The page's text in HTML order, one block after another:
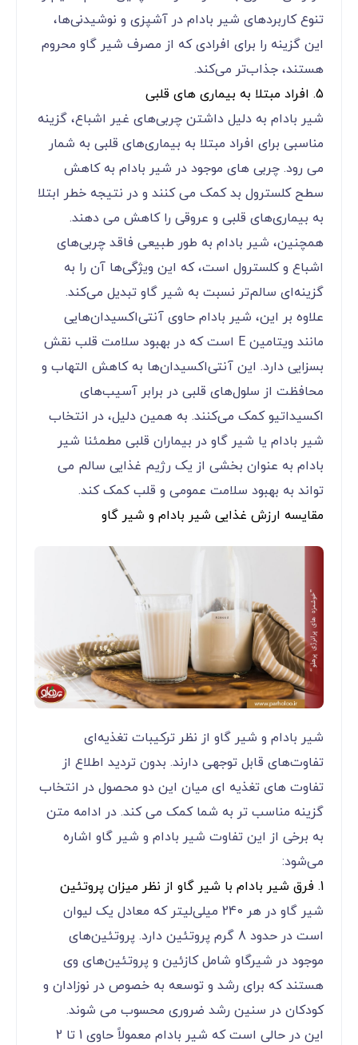
تنوع کاربردهای شیر بادام در آشپزی و نوشیدنی‌ها،
این گزینه را برای افرادی که از مصرف شیر گاو محروم
هستند، جذاب‌تر می‌کند.
5. افراد مبتلا به بیماری های قلبی
شیر بادام به دلیل داشتن چربی‌های غیر اشباع، گزینه
مناسبی برای افراد مبتلا به بیماری‌های قلبی به شمار
می رود. چربی های موجود در شیر بادام به کاهش
سطح کلسترول بد کمک می کنند و در نتیجه خطر ابتلا
به بیماری‌های قلبی و عروقی را کاهش می دهند.
همچنین، شیر بادام به طور طبیعی فاقد چربی‌های
اشباع و کلسترول است، که این ویژگی‌ها آن را به
گزینه‌ای سالم‌تر نسبت به شیر گاو تبدیل می‌کند.
علاوه بر این، شیر بادام حاوی آنتی‌اکسیدان‌هایی
مانند ویتامین E است که در بهبود سلامت قلب نقش
بسزایی دارد. این آنتی‌اکسیدان‌ها به کاهش التهاب و
محافظت از سلول‌های قلبی در برابر آسیب‌های
اکسیداتیو کمک می‌کنند. به همین دلیل، در انتخاب
شیر بادام یا شیر گاو در بیماران قلبی مطمئنا شیر
بادام به عنوان بخشی از یک رژیم غذایی سالم می
تواند به بهبود سلامت عمومی و قلب کمک کند.
مقایسه ارزش غذایی شیر بادام و شیر گاو
شیر بادام و شیر گاو از نظر ترکیبات تغذیه‌ای
تفاوت‌های قابل توجهی دارند. بدون تردید اطلاع از
تفاوت های تغذیه ای میان این دو محصول در انتخاب
گزینه مناسب تر به شما کمک می کند. در ادامه متن
به برخی از این تفاوت شیر بادام و شیر گاو اشاره
می‌شود:
1. فرق شیر بادام با شیر گاو از نظر میزان پروتئین
شیر گاو در هر 240 میلی‌لیتر که معادل یک لیوان
است در حدود 8 گرم پروتئین دارد. پروتئین‌های
موجود در شیرگاو شامل کازئین و پروتئین‌های وی
هستند که برای رشد و توسعه به خصوص در نوزادان و
کودکان در سنین رشد ضروری محسوب می شوند.
این در حالی است که شیر بادام معمولاً حاوی 1 تا 2